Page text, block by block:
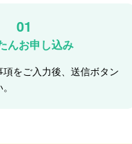
01
んお申し込み
をご入力後、送信ボタン